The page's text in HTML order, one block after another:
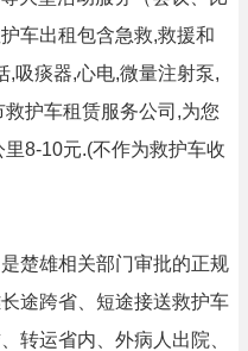
车出租包含急救,救援和
,吸痰器,心电,微量注射泵,
护车租赁服务公司,为您
8-10元.(不作为救护车收
楚雄相关部门审批的正规
途跨省、短途接送救护车
转运省内、外病人出院、